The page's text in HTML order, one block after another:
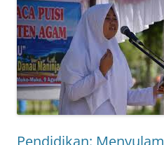
Pendidikan: